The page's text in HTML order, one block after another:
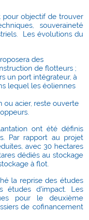
pour objectif de trouver
souveraineté
Les évolutions du
des
de flotteurs ;
un port intégrateur, à
lequel les éoliennes
ou acier, reste ouverte
ont été définis
Par rapport au projet
avec 30 hectares
dédiés au stockage
à flot.
la reprise des études
études d'impact. Les
pour le deuxième
de cofinancement